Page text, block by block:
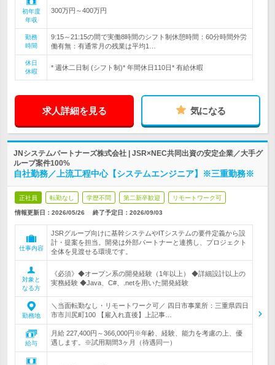
初年度
年収
300万円～400万円
勤務
時間
9:15～21:15の間で実働8時間のシフト制休憩時間：60分時間外労
働有無：有通常月の残業は平均1…
休日
休暇
* 週休二日制 (シフト制)* 年間休日110日* 有給休暇
求人詳細を見る 気になる
JNシステムパートナーズ株式会社 | JSR×NEC共同出資の安定企業／大手グ
ループ案件100%
自社勤務／上流工程中心【システムエンジニア】※三重勤務※
正社員 転勤なし 学歴不問 第二新卒歓迎 リモートワーク可
情報更新日：2026/05/26 終了予定日： 2026/09/03
仕事内容
JSRグループ向けに基幹システムやITシステムの要件定義から設
計・提案を担当。開発は外部パートナーと連携し、プロジェクト
全体を見渡せる環境です。
対象と
なる方
《必須》◆オープン系の開発経験（1年以上） ◆詳細設計以上の
実務経験 ◆Java、C#、.netを用いた開発経験
勤務地
＼当面転勤なし・リモートワーク可／ 四日市事業所：三重県四日
市市川尻町100 【雇入れ直後】上記事…
給与
月給 227,400円～366,000円※年齢、経験、能力を考慮の上、優
遇します。※試用期間3ヶ月（待遇同一）